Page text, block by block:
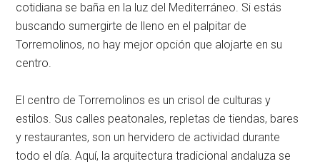
cotidiana se baña en la luz del Mediterráneo. Si estás
buscando sumergirte de lleno en el palpitar de
Torremolinos, no hay mejor opción que alojarte en su
centro.
El centro de Torremolinos es un crisol de culturas y
estilos. Sus calles peatonales, repletas de tiendas, bares
y restaurantes, son un hervidero de actividad durante
todo el día. Aquí, la arquitectura tradicional andaluza se